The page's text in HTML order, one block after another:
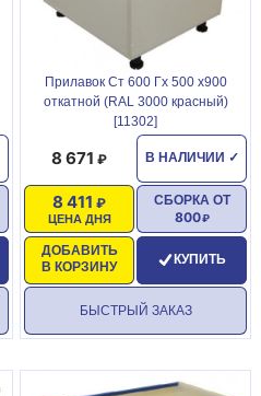
Прилавок Ст 600 Гх 500 х900
откатной (RAL 3000 красный)
[11302]
В НАЛИЧИИ ✓
8 671
ЦЕНА ДНЯ
8 411
ДОБАВИТЬ
В КОРЗИНУ
СБОРКА ОТ
800
КУПИТЬ
БЫСТРЫЙ ЗАКАЗ